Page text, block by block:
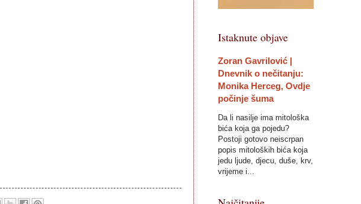
Istaknute objave
Zoran Gavrilović |
Dnevnik o nečitanju:
Monika Herceg, Ovdje
počinje šuma
Da li nasilje ima mitološka
bića koja ga pojedu?
Postoji gotovo neiscrpan
popis mitoloških bića koja
jedu ljude, djecu, duše, krv,
vrijeme i...